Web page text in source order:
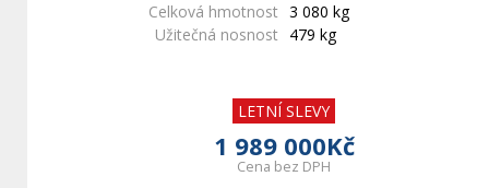
Celková hmotnost 3 080 kg
Užitečná nosnost
479 kg
LETNÍ SLEVY
1 989 000Kč
Cena bez DPH